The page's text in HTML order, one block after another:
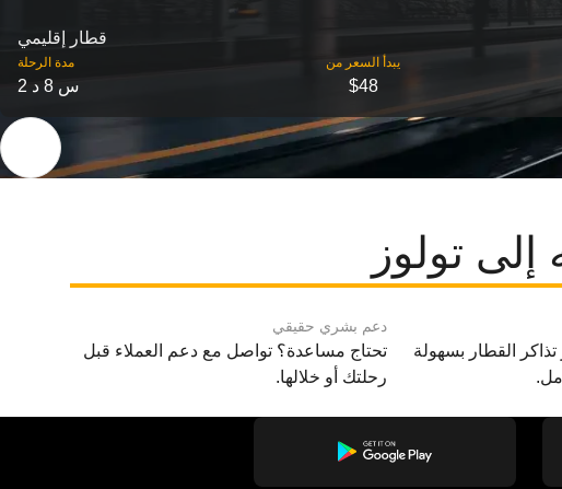
قطار إقليمي
مدة الرحلة
2 س 8 د
‎يبدأ السعر من
$48
إلى تولوز
القطار بسهولة
دعم بشري حقيقي
تحتاج مساعدة؟ تواصل مع دعم العملاء قبل
رحلتك أو خلالها.